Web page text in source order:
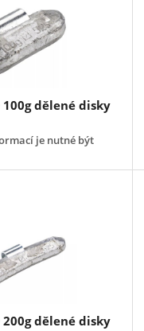
100g dělené disky
je nutné být
200g dělené disky